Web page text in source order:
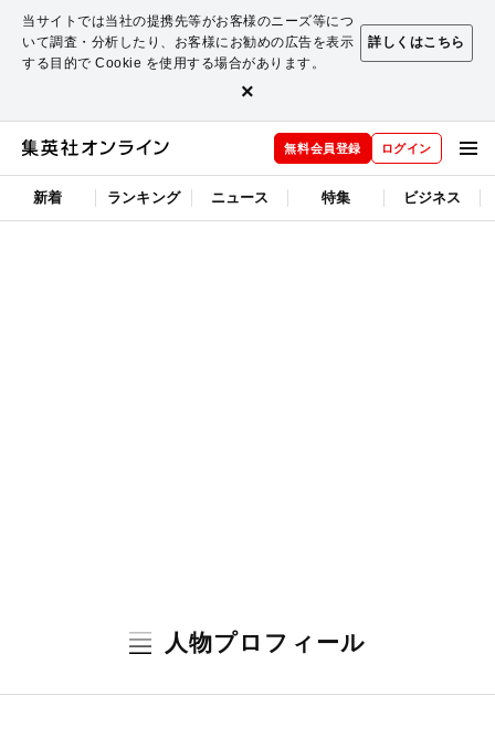
当サイトでは当社の提携先等がお客様のニーズ等につ
いて調査・分析したり、お客様にお勧めの広告を表示
する目的で Cookie を使用する場合があります。
詳しくはこちら
×
無料会員登録 ログイン
新着 ランキング ニュース 特集 ビジネス
人物プロフィール